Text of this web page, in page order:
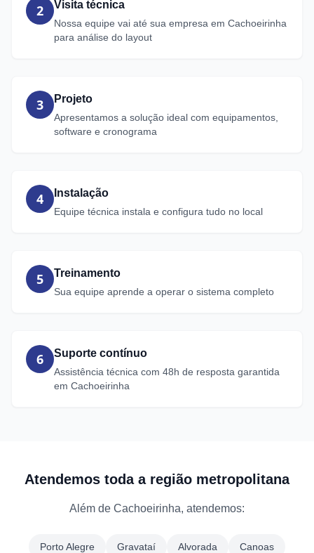
2 Visita técnica
Nossa equipe vai até sua empresa em Cachoeirinha
para análise do layout
3 Projeto
Apresentamos a solução ideal com equipamentos,
software e cronograma
4 Instalação
Equipe técnica instala e configura tudo no local
5 Treinamento
Sua equipe aprende a operar o sistema completo
6 Suporte contínuo
Assistência técnica com 48h de resposta garantida
em Cachoeirinha
Atendemos toda a região metropolitana
Além de Cachoeirinha, atendemos:
Porto Alegre Gravataí Alvorada Canoas